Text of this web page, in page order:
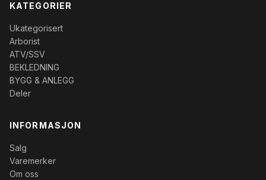
KATEGORIER
Ukategorisert
Arborist
ATV/SSV
BEKLEDNING
BYGG & ANLEGG
Deler
INFORMASJON
Salg
Varemerker
Om oss